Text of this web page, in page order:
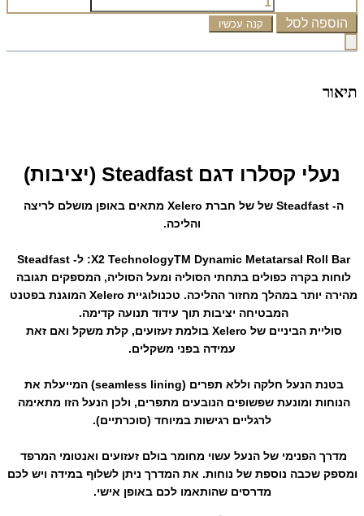
הוספה לסל קנה עכשיו
תיאור
נעלי קסלרו דגם Steadfast (יציבות)
והליכה.
המבטיחה יציבות תוך עידוד תנועה קדימה.
עמידה בפני משקלים.
לרגליים רגישות במיוחד (סוכרתיים).
מדרסים שהותאמו לכם באופן אישי.